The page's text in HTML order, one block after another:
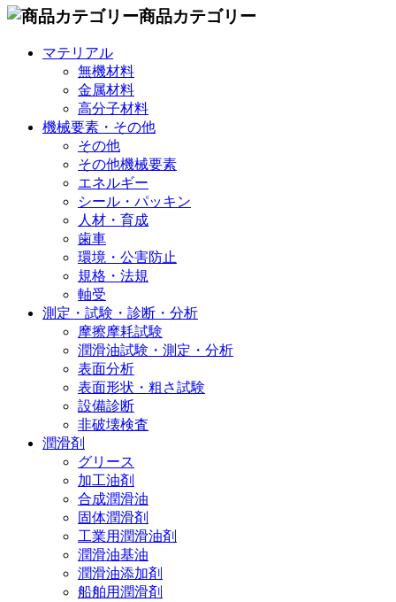
商品カテゴリー
マテリアル
無機材料
金属材料
高分子材料
機械要素・その他
その他
その他機械要素
エネルギー
シール・パッキン
人材・育成
歯車
環境・公害防止
規格・法規
軸受
測定・試験・診断・分析
摩擦摩耗試験
潤滑油試験・測定・分析
表面分析
表面形状・粗さ試験
設備診断
非破壊検査
潤滑剤
グリース
加工油剤
合成潤滑油
固体潤滑剤
工業用潤滑油剤
潤滑油基油
潤滑油添加剤
船舶用潤滑剤